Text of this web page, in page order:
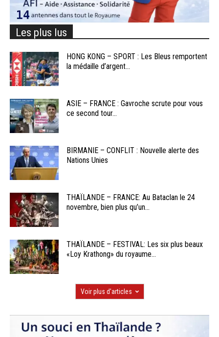
Les plus lus
HONG KONG – SPORT : Les Bleus remportent
la médaille d’argent...
ASIE – FRANCE : Gavroche scrute pour vous
ce second tour...
BIRMANIE – CONFLIT : Nouvelle alerte des
Nations Unies
THAÏLANDE – FRANCE: Au Bataclan le 24
novembre, bien plus qu’un...
THAÏLANDE – FESTIVAL: Les six plus beaux
«Loy Krathong» du royaume...
Voir plus d'articles